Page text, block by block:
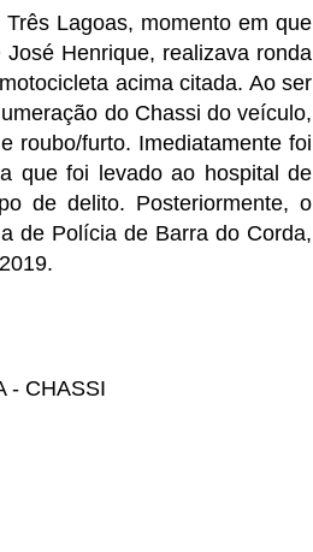
Lagoas, momento em que
Henrique, realizava ronda
acima citada. Ao ser
do Chassi do veículo,
roubo/furto. Imediatamente foi
que foi levado ao hospital de
de delito. Posteriormente, o
de Polícia de Barra do Corda,
- CHASSI